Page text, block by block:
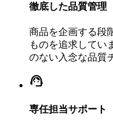
徹底した品質管理
商品を企画する段
ものを追求してい
のない入念な品質
support_agent
専任担当サポート